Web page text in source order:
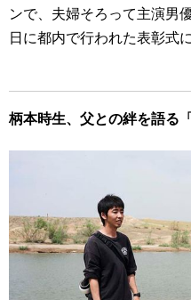
ンで、夫婦そろって主演男
日に都内で行われた表彰式に
柄本時生、父との絆を語る